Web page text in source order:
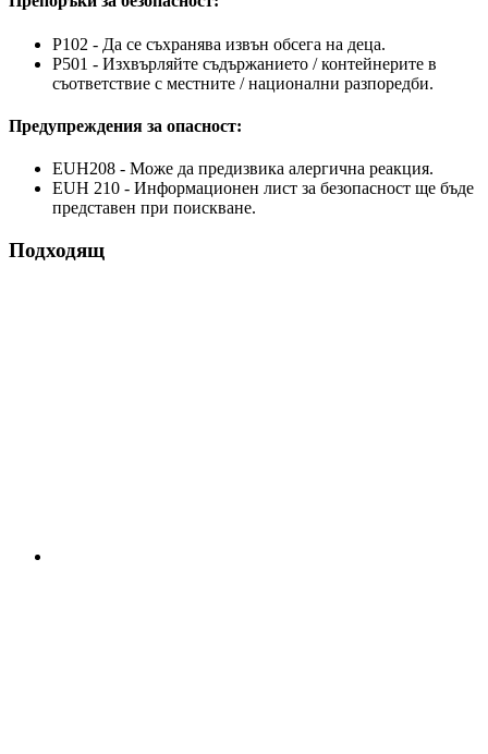
P102 - Да се съхранява извън обсега на деца.
P501 - Изхвърляйте съдържанието / контейнерите в
съответствие с местните / национални разпоредби.
Предупреждения за опасност:
EUH208 - Може да предизвика алергична реакция.
EUH 210 - Информационен лист за безопасност ще бъде
представен при поискване.
Подходящ